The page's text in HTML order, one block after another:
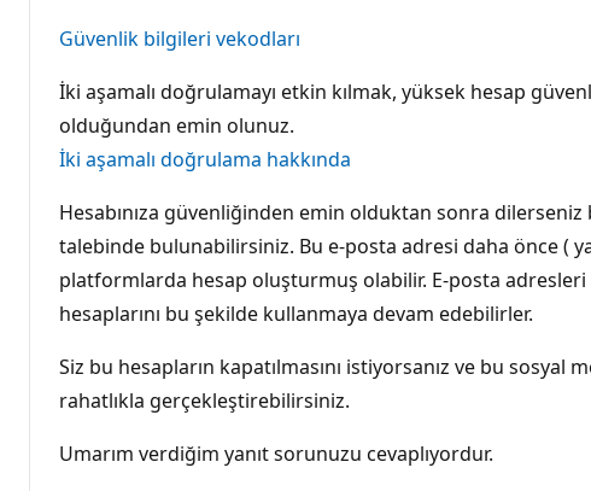
Güvenlik bilgileri vekodları
İki aşamalı doğrulamayı etkin kılmak, yüksek hesap
olduğundan emin olunuz.
İki aşamalı doğrulama hakkında
Hesabınıza güvenliğinden emin olduktan sonra
talebinde bulunabilirsiniz. Bu e-posta adresi daha önce (
platformlarda hesap oluşturmuş olabilir. E-posta adresleri
hesaplarını bu şekilde kullanmaya devam edebilirler.
Siz bu hesapların kapatılmasını istiyorsanız ve bu
rahatlıkla gerçekleştirebilirsiniz.
Umarım verdiğim yanıt sorunuzu cevaplıyordur.